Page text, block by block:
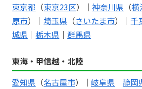
東京都 （東京23区）｜ 神奈川県 （横
原市）｜ 埼玉県 （さいたま市）｜ 千
城県 ｜ 栃木県 ｜ 群馬県
東海・甲信越・北陸
愛知県 （名古屋市）｜ 岐阜県 ｜ 静岡